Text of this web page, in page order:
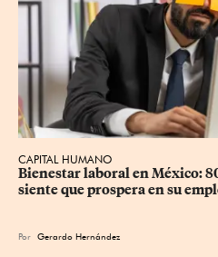
CAPITAL HUMANO
Bienestar laboral en México:
siente que prospera en su
Por Gerardo Hernández